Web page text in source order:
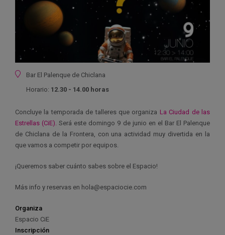
Ubicación
Bar El Palenque de Chiclana
Horario: 12.30 - 14.00 horas
Concluye la temporada de talleres que organiza La Ciudad de las
Estrellas (CiE). Será este domingo 9 de junio en el Bar El Palenque
de Chiclana de la Frontera, con una actividad muy divertida en la
que vamos a competir por equipos.
¡Queremos saber cuánto sabes sobre el Espacio!
Más info y reservas en hola@espaciocie.com
Organiza
Espacio CiE
Inscripción